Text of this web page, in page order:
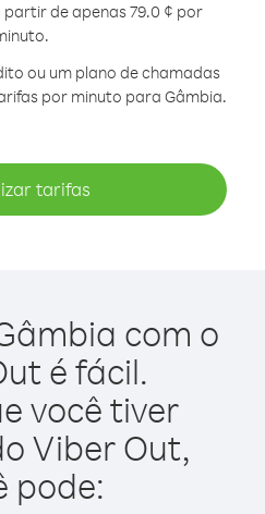
de apenas 79.0 ¢ por
ou um plano de chamadas
por minuto para Gâmbia.
tarifas
com o
é fácil.
você tiver
Viber Out,
pode: